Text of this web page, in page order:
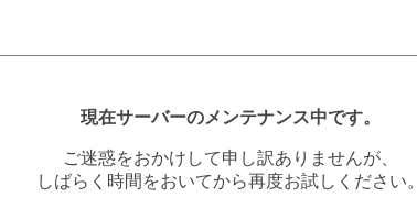
現在サーバーのメンテナンス中です。
ご迷惑をおかけして申し訳ありませんが、
しばらく時間をおいてから再度お試しください。